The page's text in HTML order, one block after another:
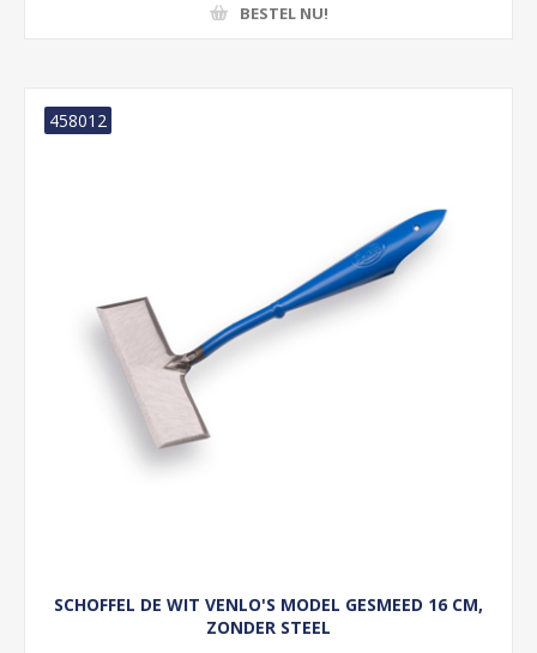
BESTEL NU!
SCHOFFEL DE WIT VENLO'S MODEL GESMEED 16 CM,
ZONDER STEEL
458012